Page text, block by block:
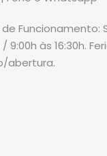
Funcionamento:
9:00h às 16:30h.
abertura.